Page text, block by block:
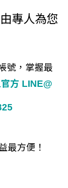
專人為您
號，掌握最
方 LINE@
最方便！